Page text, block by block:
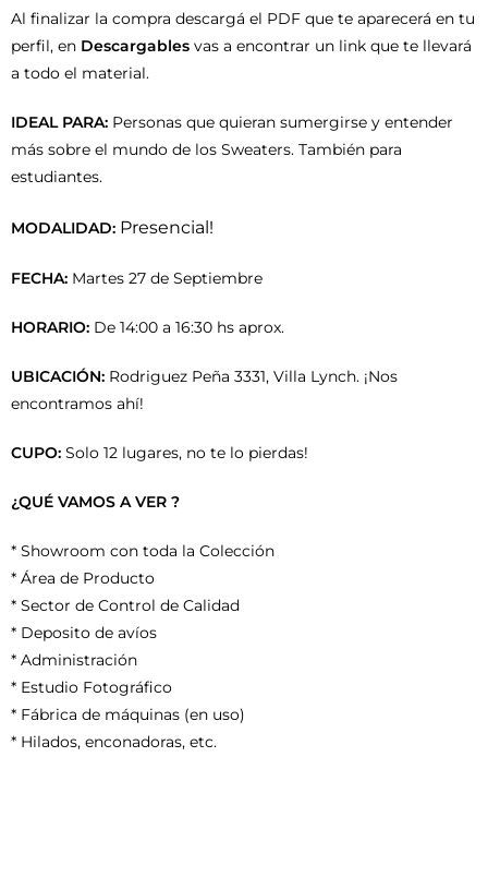
Al finalizar la compra descargá el PDF que te aparecerá en tu
perfil, en Descargables vas a encontrar un link que te llevará
a todo el material.
IDEAL PARA: Personas que quieran sumergirse y entender
más sobre el mundo de los Sweaters. También para
estudiantes.
MODALIDAD: Presencial!
FECHA: Martes 27 de Septiembre
HORARIO: De 14:00 a 16:30 hs aprox.
UBICACIÓN: Rodriguez Peña 3331, Villa Lynch. ¡Nos
encontramos ahí!
CUPO: Solo 12 lugares, no te lo pierdas!
¿QUÉ VAMOS A VER ?
* Showroom con toda la Colección
* Área de Producto
* Sector de Control de Calidad
* Deposito de avíos
* Administración
* Estudio Fotográfico
* Fábrica de máquinas (en uso)
* Hilados, enconadoras, etc.